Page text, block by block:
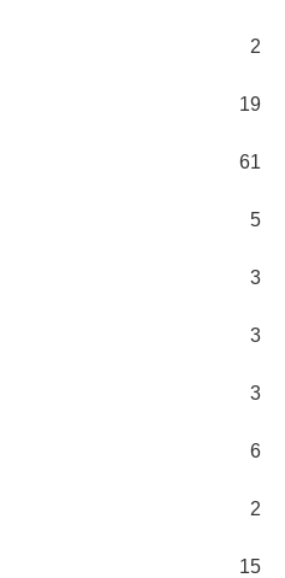
2
19
61
5
3
3
3
6
2
15